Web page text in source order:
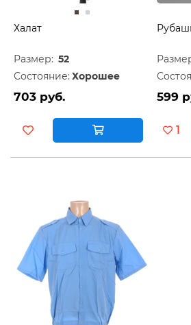
Халат
Размер: 52
Состояние: Хорошее
703 руб. 599
1